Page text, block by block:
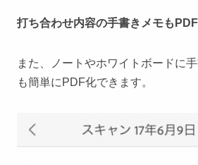
打ち合わせ内容の手書きメモも
また、ノートやホワイトボードに
も簡単にPDF化できます。